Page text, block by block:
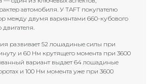
автомобиля. У TAFT покупателю
между двумя вариантами 660-кубового
развивает 52 лошадиные силы при
и 60 Нм крутящего момента при 3600
вариант выдает 64 лошадиные
и 100 Нм момента уже при 3600